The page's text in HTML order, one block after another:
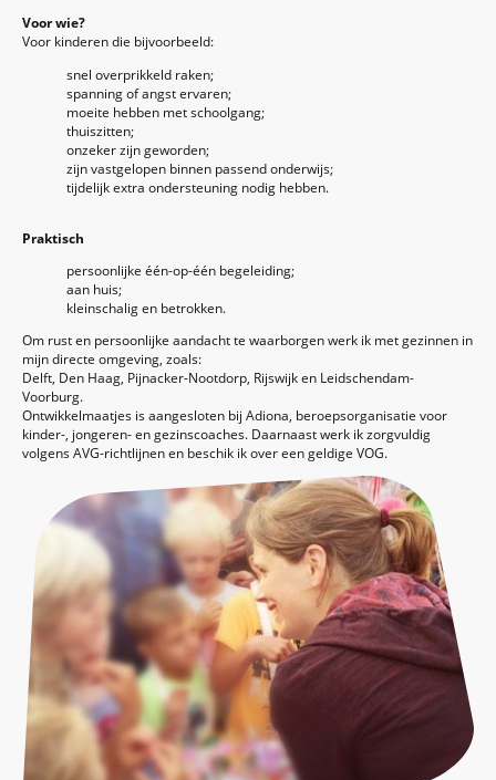
Voor wie?
Voor kinderen die bijvoorbeeld:
snel overprikkeld raken;
spanning of angst ervaren;
moeite hebben met schoolgang;
thuiszitten;
onzeker zijn geworden;
zijn vastgelopen binnen passend onderwijs;
tijdelijk extra ondersteuning nodig hebben.
Praktisch
persoonlijke één-op-één begeleiding;
aan huis;
kleinschalig en betrokken.
Om rust en persoonlijke aandacht te waarborgen werk ik met gezinnen in
mijn directe omgeving, zoals:
Delft, Den Haag, Pijnacker-Nootdorp, Rijswijk en Leidschendam-
Voorburg.
Ontwikkelmaatjes is aangesloten bij Adiona, beroepsorganisatie voor
kinder-, jongeren- en gezinscoaches. Daarnaast werk ik zorgvuldig
volgens AVG-richtlijnen en beschik ik over een geldige VOG.